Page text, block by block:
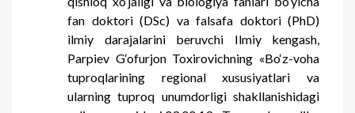
fan doktori (DSc) va falsafa doktori (PhD)
ilmiy darajalarini beruvchi Ilmiy kengash,
Parpiev G‘ofurjon Toxirovichning «Bo‘z-voha
tuproqlarining regional xususiyatlari va
ularning tuproq unumdorligi shakllanishidagi